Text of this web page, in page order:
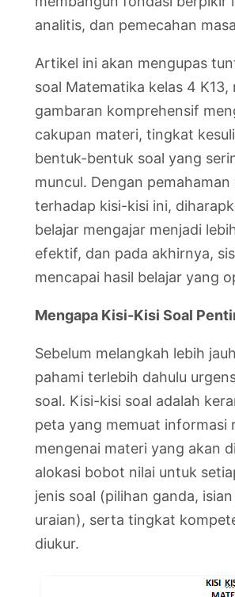
analitis, dan pemecahan
Artikel ini akan mengupas
soal Matematika kelas 4 K13,
gambaran komprehensif
cakupan materi, tingkat
bentuk-bentuk soal yang
muncul. Dengan pemahaman
terhadap kisi-kisi ini,
belajar mengajar menjadi
efektif, dan pada akhirnya,
mencapai hasil belajar yang
Mengapa Kisi-Kisi Soal
Sebelum melangkah lebih
pahami terlebih dahulu
soal. Kisi-kisi soal adalah
peta yang memuat informasi
mengenai materi yang akan
alokasi bobot nilai untuk
jenis soal (pilihan ganda,
uraian), serta tingkat
diukur.